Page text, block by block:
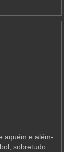
aquém e além-
sobretudo